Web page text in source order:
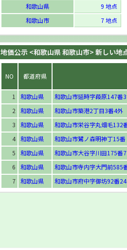
和歌山県
9 地点
和歌山市
7 地点
地価公示 <和歌山県 和歌山市> 新しい地
NO 都道府県
1 和歌山県
和歌山市延時字葮原147番
2
和歌山県
和歌山市築港2丁目3番4外
3
和歌山県
和歌山市栄谷字丸畑毛132
4 和歌山県
和歌山市鷺ノ森明神丁15番
5
和歌山県
和歌山市大谷字川田175番7
6
和歌山県
和歌山市寺内字大門前585
7 和歌山県 和歌山市府中字御坊92番24